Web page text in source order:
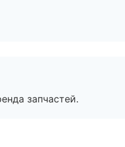
запчастей.